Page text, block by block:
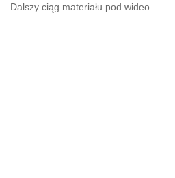
Dalszy ciąg materiału pod wideo